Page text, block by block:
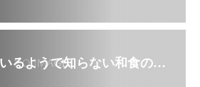
【終了】知っているようで知らない和食のマナー講座